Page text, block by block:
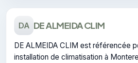
DA DE ALMEIDA CLIM
DE ALMEIDA CLIM est référencée
installation de climatisation à